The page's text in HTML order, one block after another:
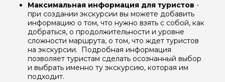
Максимальная информация для туристов -
при создании экскурсии вы можете добавить
информацию о том, что нужно взять с собой, как
добраться, о продолжительности и уровне
сложности маршрута, о том, что ждет туристов
на экскурсии. Подробная информация
позволяет туристам сделать осознанный выбор
и выбрать именно ту экскурсию, которая им
подходит.